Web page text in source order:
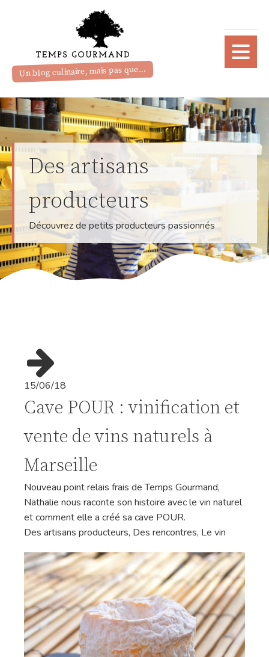
Un blog culinaire, mais pas que...
Des artisans
producteurs
Découvrez de petits producteurs passionnés
15/06/18
Cave POUR : vinification et
vente de vins naturels à
Marseille
Nouveau point relais frais de Temps Gourmand,
Nathalie nous raconte son histoire avec le vin naturel
et comment elle a créé sa cave POUR.
Des artisans producteurs, Des rencontres, Le vin